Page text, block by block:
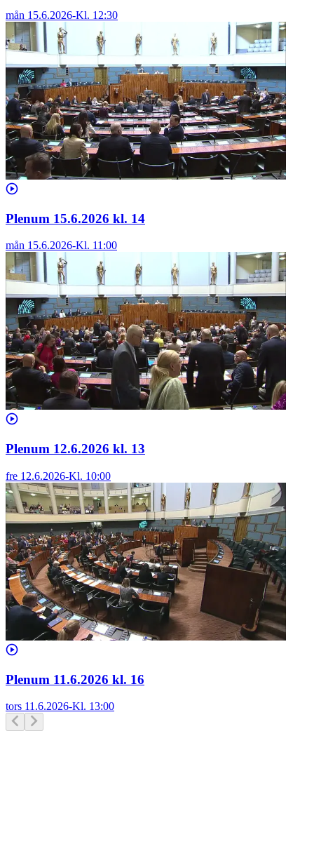
mån 15.6.2026-Kl. 12:30
Plenum 15.6.2026 kl. 14
mån 15.6.2026-Kl. 11:00
Plenum 12.6.2026 kl. 13
fre 12.6.2026-Kl. 10:00
Plenum 11.6.2026 kl. 16
tors 11.6.2026-Kl. 13:00